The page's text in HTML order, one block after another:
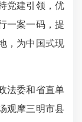
党建引领，优
一案一码，提
，为中国式现
法委和省直单
观摩三明市县